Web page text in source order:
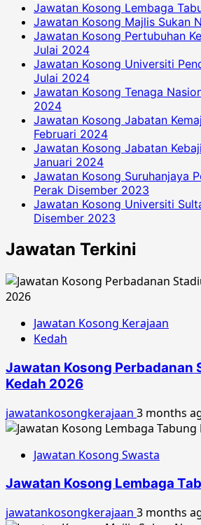
Jawatan Kosong Lembaga
Jawatan Kosong Majlis Sukan
Jawatan Kosong Pertubuhan
Julai 2024
Jawatan Kosong Universiti
Julai 2024
Jawatan Kosong Tenaga
2024
Jawatan Kosong Jabatan
Februari 2024
Jawatan Kosong Jabatan
Januari 2024
Jawatan Kosong Suruhanjaya
Perak Disember 2023
Jawatan Kosong Universiti
Disember 2023
Jawatan Terkini
Jawatan Kosong Kerajaan
Kedah
Jawatan Kosong Perbadanan
Kedah 2026
jawatankosongkerajaan 3 months
Jawatan Kosong Swasta
Jawatan Kosong Lembaga
jawatankosongkerajaan 3 months